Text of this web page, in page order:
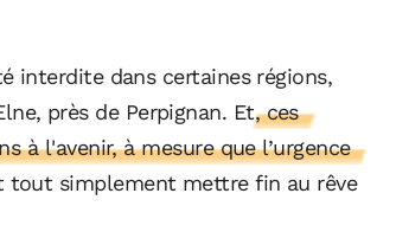
interdite dans certaines régions,
près de Perpignan. Et, ces
à l'avenir, à mesure que l’urgence
tout simplement mettre fin au rêve